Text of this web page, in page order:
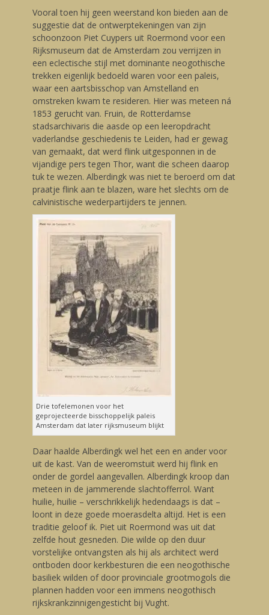
Vooral toen hij geen weerstand kon bieden aan de
suggestie dat de ontwerptekeningen van zijn
schoonzoon Piet Cuypers uit Roermond voor een
Rijksmuseum dat de Amsterdam zou verrijzen in
een eclectische stijl met dominante neogothische
trekken eigenlijk bedoeld waren voor een paleis,
waar een aartsbisschop van Amstelland en
omstreken kwam te resideren. Hier was meteen ná
1853 gerucht van. Fruin, de Rotterdamse
stadsarchivaris die aasde op een leeropdracht
vaderlandse geschiedenis te Leiden, had er gewag
van gemaakt, dat werd flink uitgesponnen in de
vijandige pers tegen Thor, want die scheen daarop
tuk te wezen. Alberdingk was niet te beroerd om dat
praatje flink aan te blazen, ware het slechts om de
calvinistische wederpartijders te jennen.
Drie tofelemonen voor het
geprojecteerde bisschoppelijk paleis
Amsterdam dat later rijksmuseum blijkt
Daar haalde Alberdingk wel het een en ander voor
uit de kast. Van de weeromstuit werd hij flink en
onder de gordel aangevallen. Alberdingk kroop dan
meteen in de jammerende slachtofferrol. Want
huilie, huilie – verschrikkelijk hedendaags is dat –
loont in deze goede moerasdelta altijd. Het is een
traditie geloof ik. Piet uit Roermond was uit dat
zelfde hout gesneden. Die wilde op den duur
vorstelijke ontvangsten als hij als architect werd
ontboden door kerkbesturen die een neogothische
basiliek wilden of door provinciale grootmogols die
plannen hadden voor een immens neogothisch
rijkskrankzinnigengesticht bij Vught.